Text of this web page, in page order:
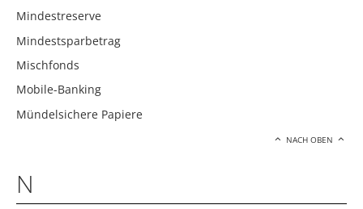
Mindestreserve
Mindestsparbetrag
Mischfonds
Mobile-Banking
Mündelsichere Papiere
NACH OBEN
N